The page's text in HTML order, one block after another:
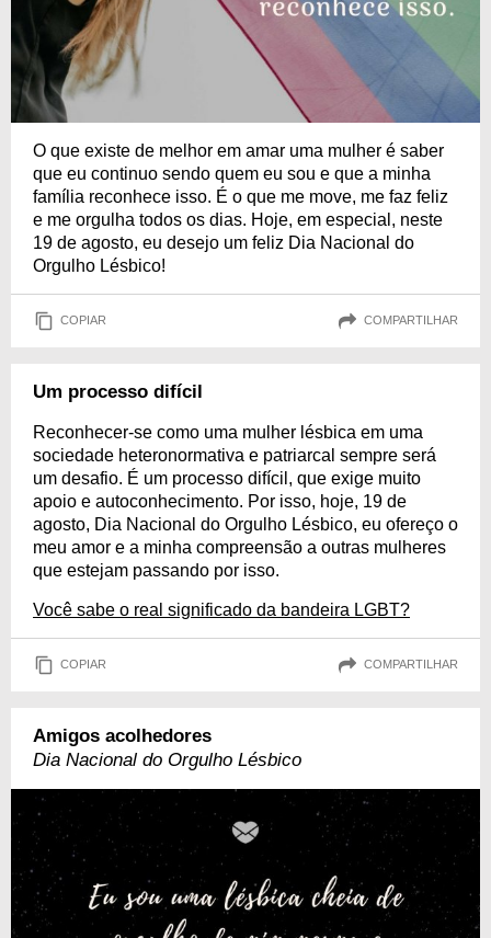
O que existe de melhor em amar uma mulher é saber
que eu continuo sendo quem eu sou e que a minha
família reconhece isso. É o que me move, me faz feliz
e me orgulha todos os dias. Hoje, em especial, neste
19 de agosto, eu desejo um feliz Dia Nacional do
Orgulho Lésbico!
COPIAR COMPARTILHAR
Um processo difícil
Reconhecer-se como uma mulher lésbica em uma
sociedade heteronormativa e patriarcal sempre será
um desafio. É um processo difícil, que exige muito
apoio e autoconhecimento. Por isso, hoje, 19 de
agosto, Dia Nacional do Orgulho Lésbico, eu ofereço o
meu amor e a minha compreensão a outras mulheres
que estejam passando por isso.
Você sabe o real significado da bandeira LGBT?
COPIAR COMPARTILHAR
Amigos acolhedores
Dia Nacional do Orgulho Lésbico